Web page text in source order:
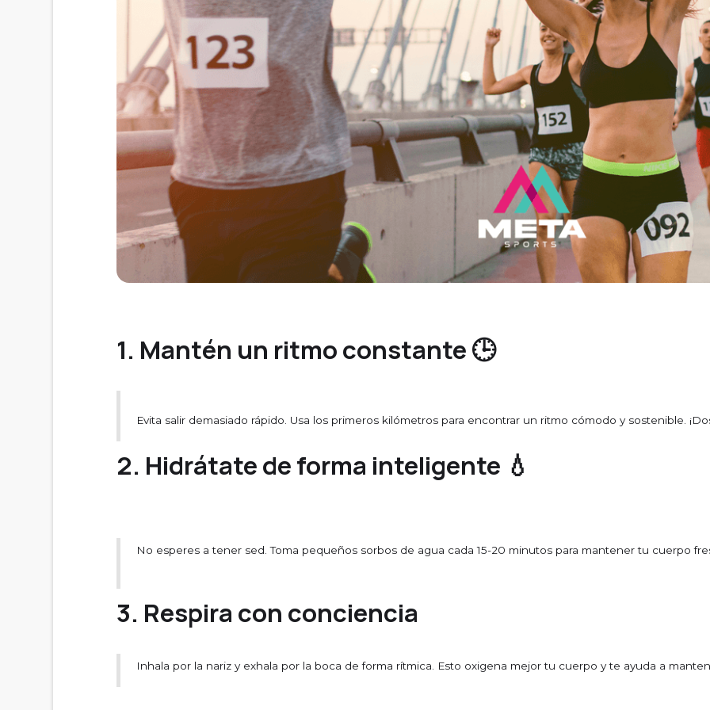
1. Mantén un ritmo constante 🕒
Evita salir demasiado rápido. Usa los primeros kilómetros para encontrar un ritmo cómodo y sostenible.
2. Hidrátate de forma inteligente 💧
No esperes a tener sed. Toma pequeños sorbos de agua cada 15-20 minutos para mantener tu cuerpo
3. Respira con conciencia
Inhala por la nariz y exhala por la boca de forma rítmica. Esto oxigena mejor tu cuerpo y te ayuda a